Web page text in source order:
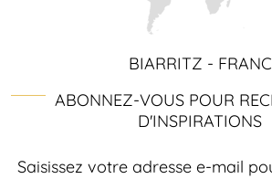
BIARRITZ -
ABONNEZ-VOUS POUR
D'INSPIRATIONS
Saisissez votre adresse e-mail